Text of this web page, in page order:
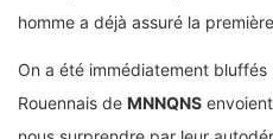
homme a déjà assuré la
On a été immédiatement bluffés
Rouennais de MNNQNS